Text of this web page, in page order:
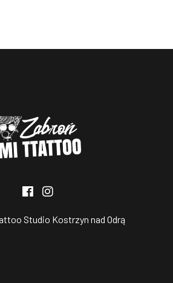
Studio Kostrzyn nad Odrą